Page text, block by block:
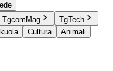
TgcomMag
TgTech
Cultura
Animali